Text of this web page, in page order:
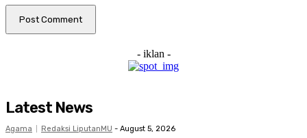
- iklan -
Latest News
Agama Redaksi LiputanMU - August 5, 2026